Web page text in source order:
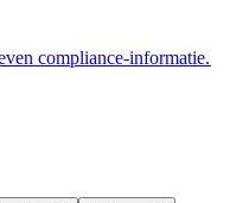
compliance-informatie.​​